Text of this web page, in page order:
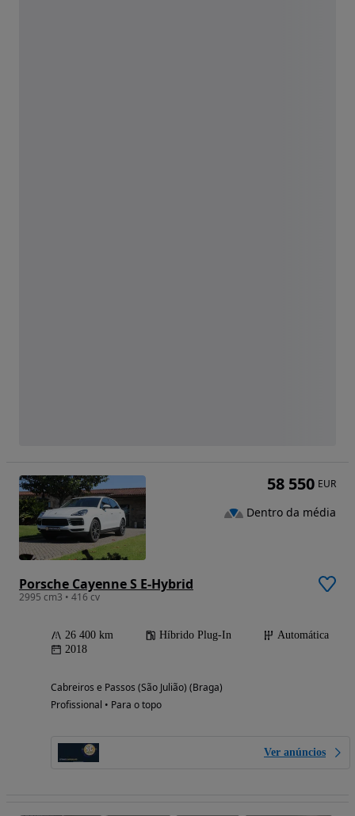
Porsche Cayenne S E-Hybrid
2995 cm3 • 416 cv
26 400 km Híbrido Plug-In
Automática
2018
Cabreiros e Passos (São Julião) (Braga)
Profissional • Para o topo
Ver anúncios
58 550 EUR
Dentro da média